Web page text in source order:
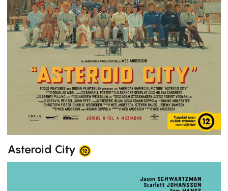
Asteroid City